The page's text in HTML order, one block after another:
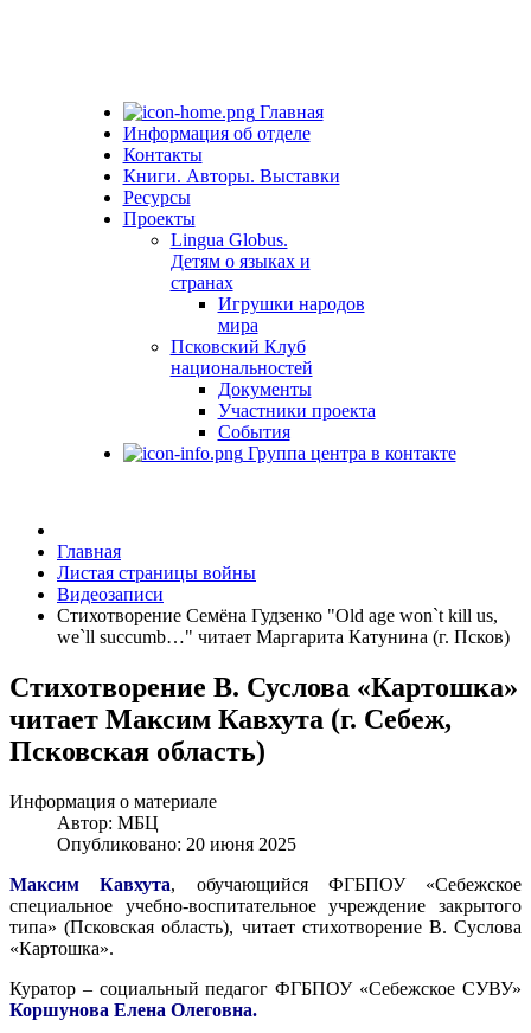
Главная
Информация об отделе
Контакты
Книги. Авторы. Выставки
Ресурсы
Проекты
Lingua Globus.
Детям о языках и
странах
Игрушки народов
мира
Псковский Клуб
национальностей
Документы
Участники проекта
События
Группа центра в контакте
Главная
Листая страницы войны
Видеозаписи
Стихотворение Семёна Гудзенко "Old age won`t kill us,
we`ll succumb…" читает Маргарита Катунина (г. Псков)
Стихотворение В. Суслова «Картошка»
читает Максим Кавхута (г. Себеж,
Псковская область)
Информация о материале
Автор: МБЦ
Опубликовано: 20 июня 2025
Максим Кавхута, обучающийся ФГБПОУ «Себежское
специальное учебно-воспитательное учреждение закрытого
типа» (Псковская область), читает стихотворение В. Суслова
«Картошка».
Куратор – социальный педагог ФГБПОУ «Себежское СУВУ»
Коршунова Елена Олеговна.